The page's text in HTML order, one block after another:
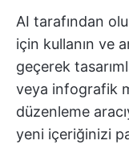
AI tarafından
için kullanın ve
geçerek
veya infografik
düzenleme
yeni içeriğinizi